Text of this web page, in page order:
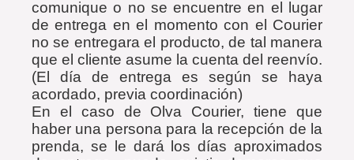
comunique o no se encuentre en el lugar
de entrega en el momento con el Courier
no se entregara el producto, de tal manera
que el cliente asume la cuenta del reenvío.
(El día de entrega es según se haya
acordado, previa coordinación)
En el caso de Olva Courier, tiene que
haber una persona para la recepción de la
prenda, se le dará los días aproximados